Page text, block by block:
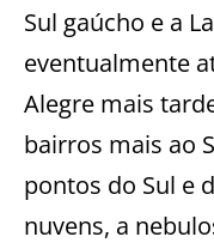
Sul gaúcho e a
eventualmente
Alegre mais
bairros mais ao
pontos do Sul e
nuvens, a